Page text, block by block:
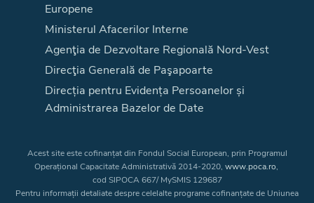
Europene
Ministerul Afacerilor Interne
Agenţia de Dezvoltare Regională Nord-Vest
Direcţia Generală de Paşapoarte
Direcția pentru Evidența Persoanelor și
Administrarea Bazelor de Date
Acest site este cofinanțat din Fondul Social European, prin Programul
Operațional Capacitate Administrativă 2014-2020, www.poca.ro,
cod SIPOCA 667/ MySMIS 129687
Pentru informații detaliate despre celelalte programe cofinanțate de Uniunea